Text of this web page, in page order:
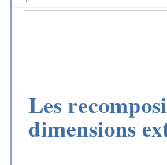
Les
dimensions